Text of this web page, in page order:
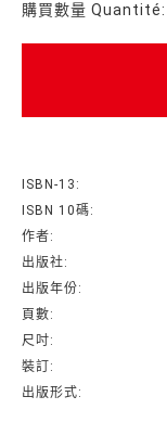
購買數量 Quantité:
ISBN-13:
ISBN 10碼:
作者:
出版社:
出版年份:
頁數:
尺吋:
裝訂:
出版形式: